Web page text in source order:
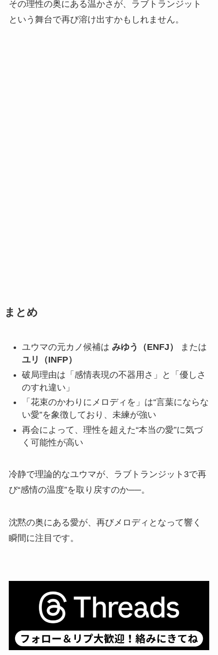
その理性の奥にある温かさが、ラブトランジット
という舞台で再び溶け出すかもしれません。
まとめ
ユウマの元カノ候補は みゆう（ENFJ）
または
ユリ（INFP）
破局理由は「感情表現の不器用さ」と「優しさ
のすれ違い」
「花束のかわりにメロディを」は“言葉にならな
い愛”を象徴しており、未練が強い
再会によって、理性を超えた“本当の愛”に気づ
く可能性が高い
冷静で理論的なユウマが、ラブトランジット3で再
び“感情の温度”を取り戻すのか──。
沈黙の奥にある愛が、再びメロディとなって響く
瞬間に注目です。